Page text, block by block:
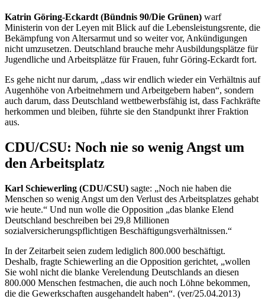
Katrin Göring-Eckardt (Bündnis 90/Die Grünen) warf
Ministerin von der Leyen mit Blick auf die Lebensleistungsrente, die
Bekämpfung von Altersarmut und so weiter vor, Ankündigungen
nicht umzusetzen. Deutschland brauche mehr Ausbildungsplätze für
Jugendliche und Arbeitsplätze für Frauen, fuhr Göring-Eckardt fort.
Es gehe nicht nur darum, „dass wir endlich wieder ein Verhältnis auf
Augenhöhe von Arbeitnehmern und Arbeitgebern haben“, sondern
auch darum, dass Deutschland wettbewerbsfähig ist, dass Fachkräfte
herkommen und bleiben, führte sie den Standpunkt ihrer Fraktion
aus.
CDU/CSU: Noch nie so wenig Angst um
den Arbeitsplatz
Karl Schiewerling (CDU/CSU) sagte: „Noch nie haben die
Menschen so wenig Angst um den Verlust des Arbeitsplatzes gehabt
wie heute.“ Und nun wolle die Opposition „das blanke Elend
Deutschland beschreiben bei 29,8 Millionen
sozialversicherungspflichtigen Beschäftigungsverhältnissen.“
In der Zeitarbeit seien zudem lediglich 800.000 beschäftigt.
Deshalb, fragte Schiewerling an die Opposition gerichtet, „wollen
Sie wohl nicht die blanke Verelendung Deutschlands an diesen
800.000 Menschen festmachen, die auch noch Löhne bekommen,
die die Gewerkschaften ausgehandelt haben“. (ver/25.04.2013)